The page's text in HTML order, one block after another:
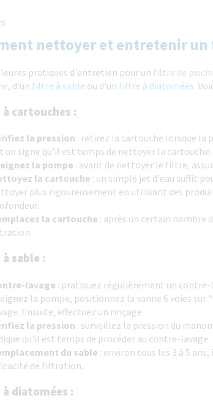
nettoyer et entretenir un
pratiques d'entretien pour un filtre de
, d'un filtre à sable ou d'un filtre à diatomées.
cartouches :
la pression : retirez la cartouche lorsque la
un signe qu'il est temps de nettoyer la cartouche.
la pompe : avant de nettoyer le filtre,
la cartouche : un simple jet d'eau suffit
plus rigoureusement en utilisant des
la cartouche : après un certain nombre
sable :
lavage : pratiquez régulièrement un
la pompe, positionnez la vanne 6 voies
Ensuite, effectuez un rinçage.
la pression : surveillez la pression du
qu'il est temps de procéder au contre-lavage.
du sable : environ tous les 3 à 5
de filtration.
diatomées :